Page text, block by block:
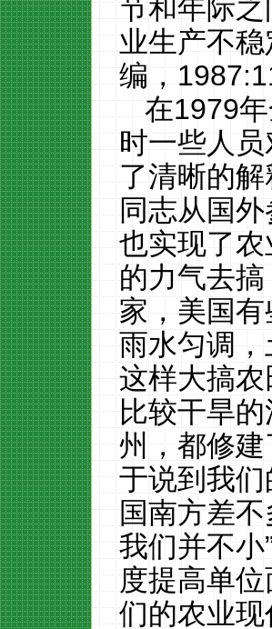
节和年际
业生产不稳
编，
在1979
时一些人
了清晰的
同志从国
也实现了
的力气去
家，美国
雨水匀调
这样大搞
比较干旱
州，都修
于说到我
国南方差
我们并不小
度提高单
们的农业